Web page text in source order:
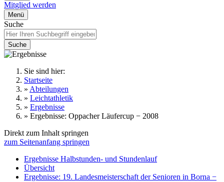
Mitglied werden
Menü
Suche
Suche
Sie sind hier:
Startseite
» Abteilungen
» Leichtathletik
» Ergebnisse
» Ergebnisse: Oppacher Läufercup − 2008
Direkt zum Inhalt springen
zum Seitenanfang springen
Ergebnisse Halbstunden- und Stundenlauf
Übersicht
Ergebnisse: 19. Landesmeisterschaft der Senioren in Borna −